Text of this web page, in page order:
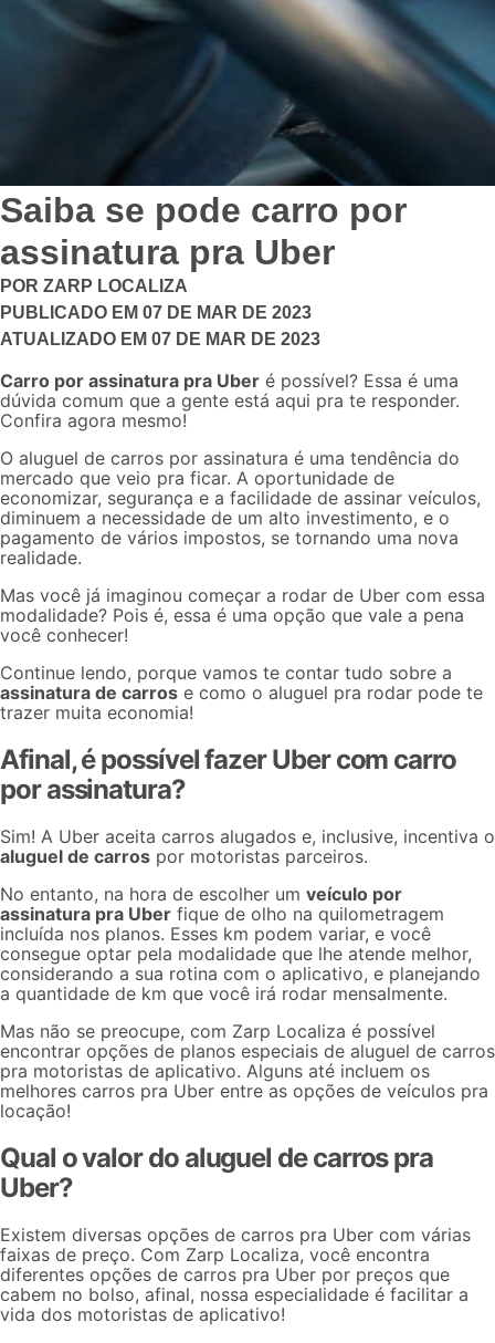
Saiba se pode carro por
assinatura pra Uber
POR ZARP LOCALIZA
PUBLICADO EM 07 DE MAR DE 2023
ATUALIZADO EM 07 DE MAR DE 2023
Carro por assinatura pra Uber é possível? Essa é uma
dúvida comum que a gente está aqui pra te responder.
Confira agora mesmo!
O aluguel de carros por assinatura é uma tendência do
mercado que veio pra ficar. A oportunidade de
economizar, segurança e a facilidade de assinar veículos,
diminuem a necessidade de um alto investimento, e o
pagamento de vários impostos, se tornando uma nova
realidade.
Mas você já imaginou começar a rodar de Uber com essa
modalidade? Pois é, essa é uma opção que vale a pena
você conhecer!
Continue lendo, porque vamos te contar tudo sobre a
assinatura de carros e como o aluguel pra rodar pode te
trazer muita economia!
Afinal, é possível fazer Uber com carro
por assinatura?
Sim! A Uber aceita carros alugados e, inclusive, incentiva o
aluguel de carros por motoristas parceiros.
No entanto, na hora de escolher um veículo por
assinatura pra Uber fique de olho na quilometragem
incluída nos planos. Esses km podem variar, e você
consegue optar pela modalidade que lhe atende melhor,
considerando a sua rotina com o aplicativo, e planejando
a quantidade de km que você irá rodar mensalmente.
Mas não se preocupe, com Zarp Localiza é possível
encontrar opções de planos especiais de aluguel de carros
pra motoristas de aplicativo. Alguns até incluem os
melhores carros pra Uber entre as opções de veículos pra
locação!
Qual o valor do aluguel de carros pra
Uber?
Existem diversas opções de carros pra Uber com várias
faixas de preço. Com Zarp Localiza, você encontra
diferentes opções de carros pra Uber por preços que
cabem no bolso, afinal, nossa especialidade é facilitar a
vida dos motoristas de aplicativo!